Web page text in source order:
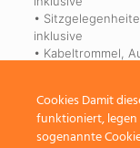
•
inklusive
• Kabeltrommel,
Cookies Damit
funktioniert, legen
sogenannte